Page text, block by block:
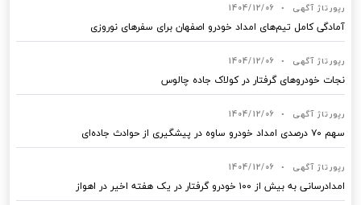
رپورتاژ آگهی •
1404/12/06
آمادگی کامل تیم‌های امداد خودرو اصفهان برای سفرهای نوروزی
رپورتاژ آگهی •
1404/12/06
نجات خودروهای گرفتار در کولاک جاده چالوس
رپورتاژ آگهی •
1404/12/06
سهم ۷۰ درصدی امداد خودرو ساوه در پیشگیری از حوادث جاده‌ای
رپورتاژ آگهی •
1404/12/06
امدادرسانی به بیش از ۱۰۰ خودرو گرفتار در یک هفته اخیر در اهواز